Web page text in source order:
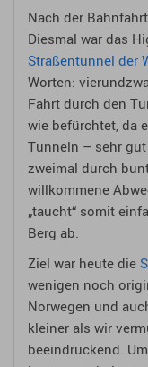
Nach der
Diesmal war das
Straßentunnel der
Worten:
Fahrt durch den
wie befürchtet, da
Tunneln – sehr
zweimal durch
willkommene
„taucht“ somit
Berg ab.
Ziel war heute die
wenigen noch
Norwegen und
kleiner als wir
beeindruckend.